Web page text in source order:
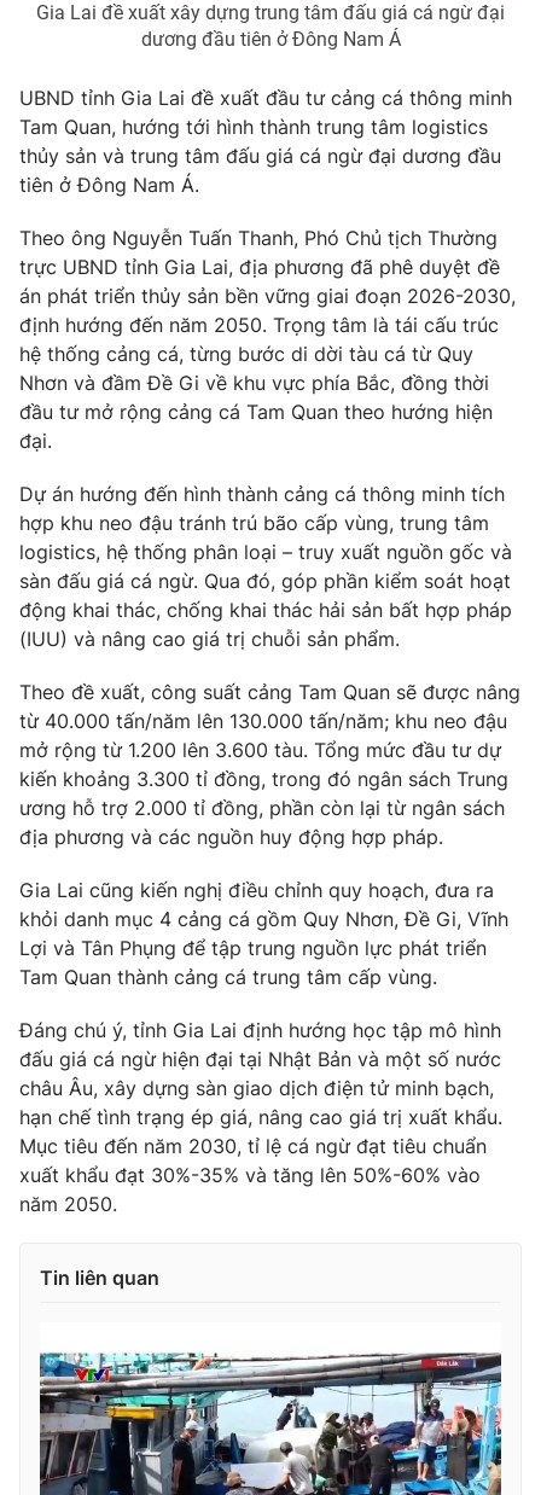
Khán giả
Du lịch
Chất lượng cuộc sống
Tuyển sinh
Học trực tuyến
Công nghệ
Hitech Công nghệ tương lai
Thị trường
Tư vấn
Giao lưu trực tuyến
Lịch phát sóng
Chuyên mục khác
Emagazine Podcast
Photo
Video Shorts video
VTV Money VTV Thể thao
Thị trường 24h Tấm lòng Việt
VTV4 Vươn mình bằng AI
Liên hệ tòa soạn English
THỜI BÁO VTV
Theo dõi báo trên
Cơ quan báo chí:
cấp ngày 29/12/2023
Tổng Biên tập:Vũ Thanh Thủy
Phó Tổng Biên tập:Nguyễn Thị Mỹ Hạnh, Phạm Quốc Thắng,
Nguyễn Trọng Ninh
Tổng đài VTV: 024.38 355 931 - 024.38 355 932
Gia Lai đề xuất xây dựng trung tâm đấu giá cá ngừ đại
dương đầu tiên ở Đông Nam Á
UBND tỉnh Gia Lai đề xuất đầu tư cảng cá thông minh
Tam Quan, hướng tới hình thành trung tâm logistics
thủy sản và trung tâm đấu giá cá ngừ đại dương đầu
tiên ở Đông Nam Á.
Theo ông Nguyễn Tuấn Thanh, Phó Chủ tịch Thường
trực UBND tỉnh Gia Lai, địa phương đã phê duyệt đề
án phát triển thủy sản bền vững giai đoạn 2026-2030,
định hướng đến năm 2050. Trọng tâm là tái cấu trúc
hệ thống cảng cá, từng bước di dời tàu cá từ Quy
Nhơn và đầm Đề Gi về khu vực phía Bắc, đồng thời
đầu tư mở rộng cảng cá Tam Quan theo hướng hiện
đại.
Dự án hướng đến hình thành cảng cá thông minh tích
hợp khu neo đậu tránh trú bão cấp vùng, trung tâm
logistics, hệ thống phân loại – truy xuất nguồn gốc và
sàn đấu giá cá ngừ. Qua đó, góp phần kiểm soát hoạt
động khai thác, chống khai thác hải sản bất hợp pháp
(IUU) và nâng cao giá trị chuỗi sản phẩm.
Theo đề xuất, công suất cảng Tam Quan sẽ được nâng
từ 40.000 tấn/năm lên 130.000 tấn/năm; khu neo đậu
mở rộng từ 1.200 lên 3.600 tàu. Tổng mức đầu tư dự
kiến khoảng 3.300 tỉ đồng, trong đó ngân sách Trung
ương hỗ trợ 2.000 tỉ đồng, phần còn lại từ ngân sách
địa phương và các nguồn huy động hợp pháp.
Gia Lai cũng kiến nghị điều chỉnh quy hoạch, đưa ra
khỏi danh mục 4 cảng cá gồm Quy Nhơn, Đề Gi, Vĩnh
Lợi và Tân Phụng để tập trung nguồn lực phát triển
Tam Quan thành cảng cá trung tâm cấp vùng.
Đáng chú ý, tỉnh Gia Lai định hướng học tập mô hình
đấu giá cá ngừ hiện đại tại Nhật Bản và một số nước
châu Âu, xây dựng sàn giao dịch điện tử minh bạch,
hạn chế tình trạng ép giá, nâng cao giá trị xuất khẩu.
Mục tiêu đến năm 2030, tỉ lệ cá ngừ đạt tiêu chuẩn
xuất khẩu đạt 30%-35% và tăng lên 50%-60% vào
năm 2050.
Tin liên quan